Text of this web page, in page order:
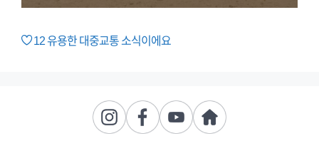
12유용한 대중교통 소식이에요